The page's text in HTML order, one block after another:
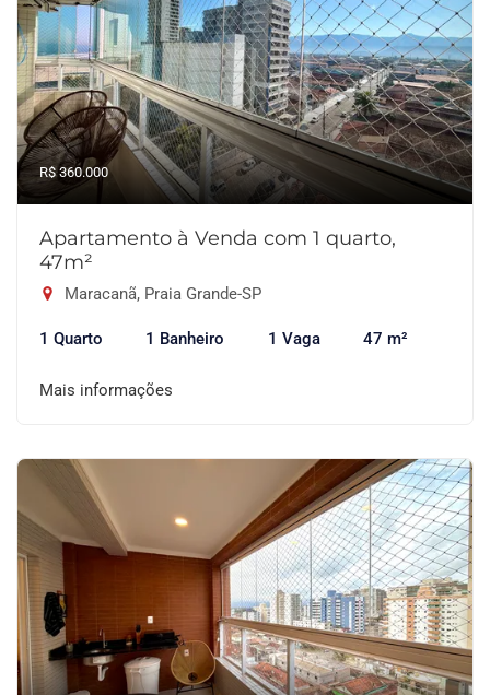
R$ 360.000
Apartamento à Venda com 1 quarto,
47m²
Maracanã, Praia Grande-SP
1 Quarto 1 Banheiro 1 Vaga 47 m²
Mais informações